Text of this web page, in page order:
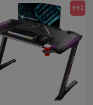
36٪